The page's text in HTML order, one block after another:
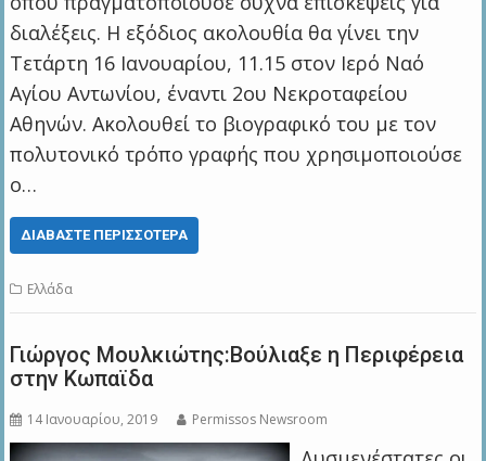
διαλέξεις. Η εξόδιος ακολουθία θα γίνει την
Τετάρτη 16 Ιανουαρίου, 11.15 στον Ιερό Ναό
Αγίου Αντωνίου, έναντι 2ου Νεκροταφείου
Αθηνών. Ακολουθεί το βιογραφικό του με τον
πολυτονικό τρόπο γραφής που χρησιμοποιούσε
ο…
ΔΙΑΒΆΣΤΕ ΠΕΡΙΣΣΌΤΕΡΑ
Ελλάδα
Γιώργος Μουλκιώτης:Βούλιαξε η Περιφέρεια
στην Κωπαϊδα
14 Ιανουαρίου, 2019 Permissos Newsroom